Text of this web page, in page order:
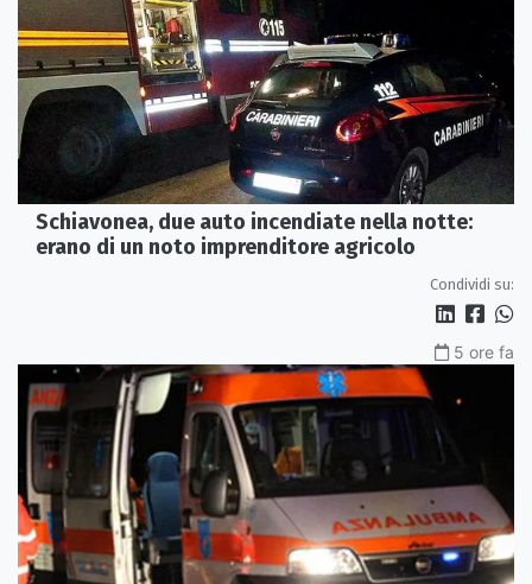
Schiavonea, due auto incendiate nella notte:
erano di un noto imprenditore agricolo
Condividi su:
5 ore fa